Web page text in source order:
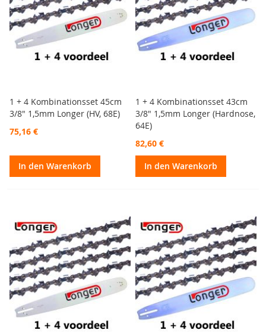
1 + 4 Kombinationsset 45cm
3/8" 1,5mm Longer (HV, 68E)
75,16 €
In den Warenkorb
1 + 4 Kombinationsset 43cm
3/8" 1,5mm Longer (Hardnose,
64E)
82,60 €
In den Warenkorb